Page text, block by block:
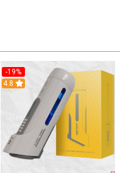
-19%
Hot
4.8